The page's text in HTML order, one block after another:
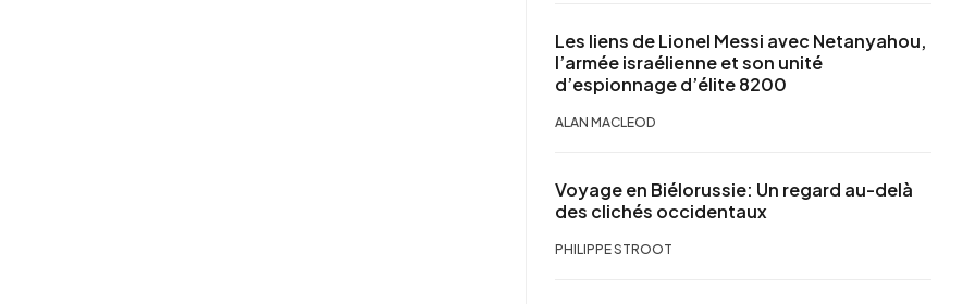
Les liens de Lionel Messi avec Netanyahou,
l’armée israélienne et son unité
d’espionnage d’élite 8200
ALAN MACLEOD
Voyage en Biélorussie: Un regard au-delà
des clichés occidentaux
PHILIPPE STROOT